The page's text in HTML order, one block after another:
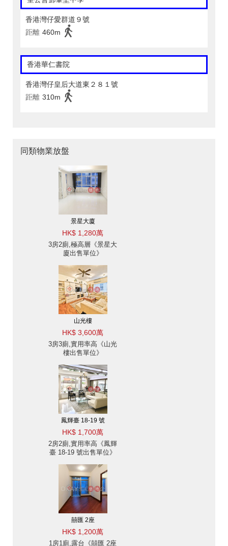
香港灣仔愛群道９號
距離 460m
香港華仁書院
香港灣仔皇后大道東２８１號
距離 310m
同類物業放盤
景星大廈
HK$ 1,280萬
3房2廁,極高層《景星大
廈出售單位》
山光樓
HK$ 3,600萬
3房3廁,實用率高《山光
樓出售單位》
鳳輝臺 18-19 號
HK$ 1,700萬
2房2廁,實用率高《鳳輝
臺 18-19 號出售單位》
囍匯 2座
HK$ 1,200萬
1房1廁,露台《囍匯 2座